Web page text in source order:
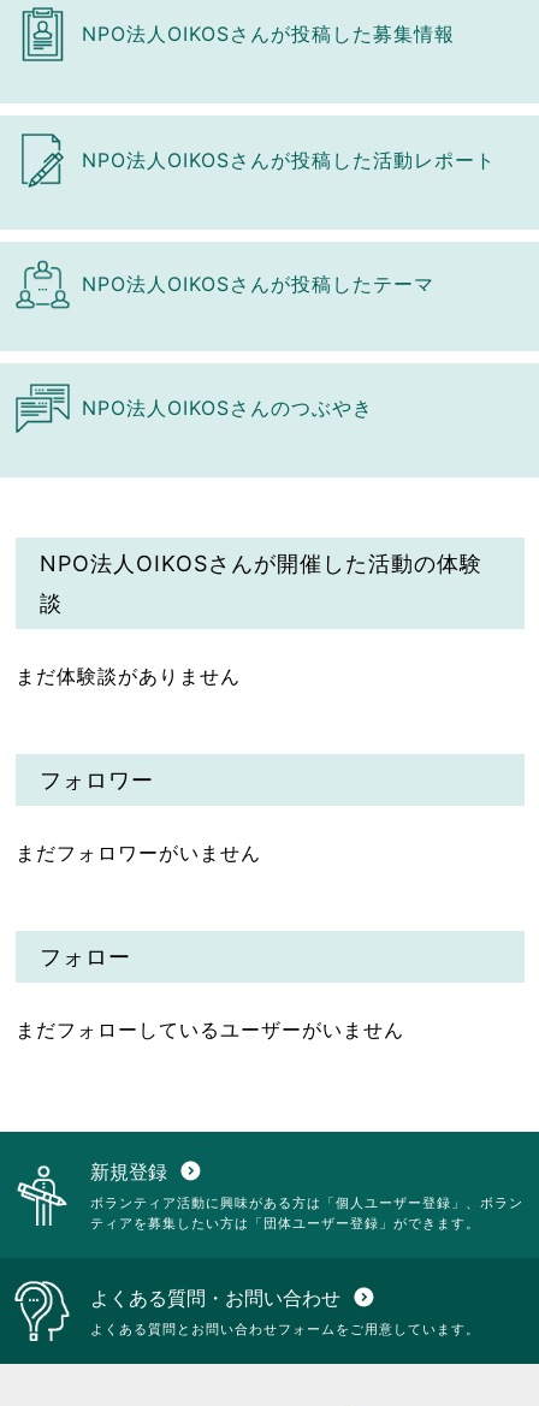
NPO法人OIKOSさんが投稿した募集情報
NPO法人OIKOSさんが投稿した活動レポート
NPO法人OIKOSさんが投稿したテーマ
NPO法人OIKOSさんのつぶやき
NPO法人OIKOSさんが開催した活動の体験
談
まだ体験談がありません
フォロワー
まだフォロワーがいません
フォロー
まだフォローしているユーザーがいません
新規登録 expand_circle_down
ボランティア活動に興味がある方は「個人ユーザー登録」、ボラン
ティアを募集したい方は「団体ユーザー登録」ができます。
よくある質問・お問い合わせ expand_circle_down
よくある質問とお問い合わせフォームをご用意しています。